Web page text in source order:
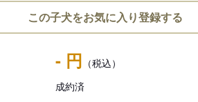
この子犬をお気に入り登録する
- 円 （税込）
成約済